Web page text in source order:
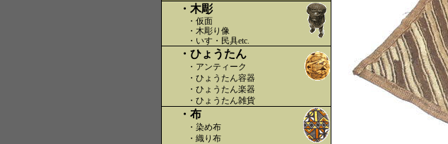
・木彫
・仮面
・木彫り像
・いす・民具etc.
・ひょうたん
・アンティーク
・ひょうたん容器
・ひょうたん楽器
・ひょうたん雑貨
・布
・染め布
・織り布